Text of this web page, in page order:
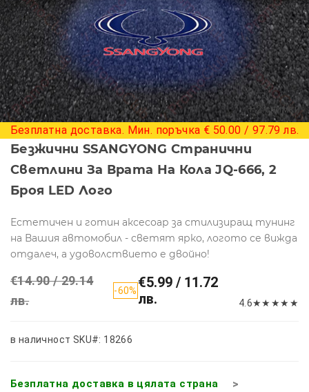
+ 2 снимки
Безплатна доставка. Мин. поръчка € 50.00 / 97.79 лв.
Безжични SSANGYONG Странични
Светлини За Врата На Кола JQ-666, 2
Броя LED Лого
Естетичен и готин аксесоар за стилизиращ тунинг
на Вашия автомобил - светят ярко, логото се вижда
отдалеч, а удоволствието е двойно!
€14.90 / 29.14
лв.
-60%€5.99 / 11.72
лв.
4.6★★ ★★ ★
в наличност SKU#: 18266
Безплатна доставка в цялата страна